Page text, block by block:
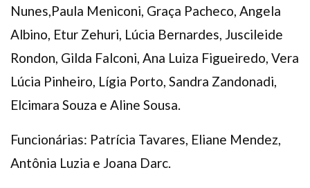
Nunes,Paula Meniconi, Graça Pacheco, Angela
Albino, Etur Zehuri, Lúcia Bernardes, Juscileide
Rondon, Gilda Falconi, Ana Luiza Figueiredo, Vera
Lúcia Pinheiro, Lígia Porto, Sandra Zandonadi,
Elcimara Souza e Aline Sousa.
Funcionárias: Patrícia Tavares, Eliane Mendez,
Antônia Luzia e Joana Darc.